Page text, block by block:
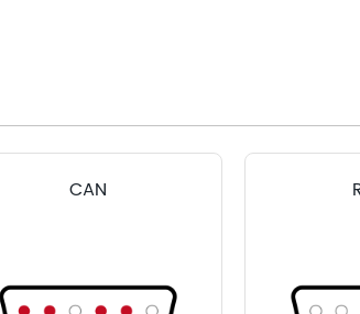
CAN